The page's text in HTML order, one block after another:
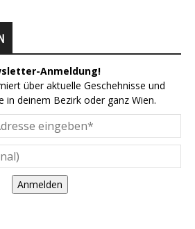
Anmeldung!
über aktuelle Geschehnisse und
in deinem Bezirk oder ganz Wien.
Anmelden